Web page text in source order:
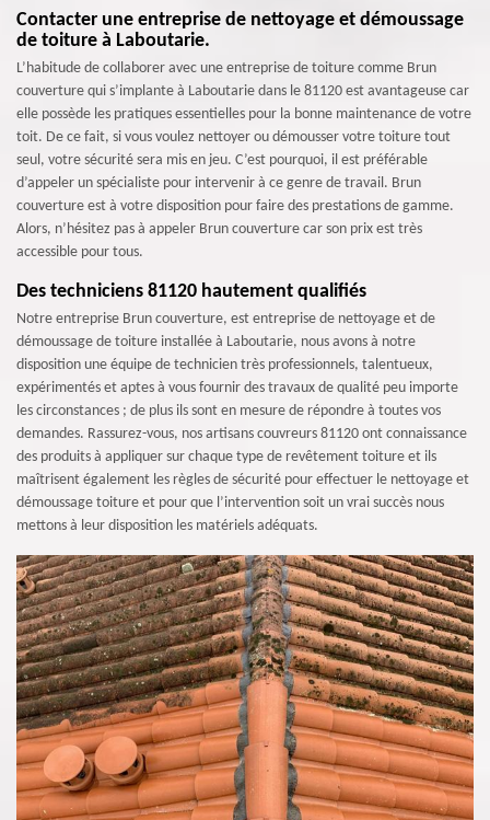
Contacter une entreprise de nettoyage et démoussage
de toiture à Laboutarie.
L’habitude de collaborer avec une entreprise de toiture comme Brun
couverture qui s’implante à Laboutarie dans le 81120 est avantageuse car
elle possède les pratiques essentielles pour la bonne maintenance de votre
toit. De ce fait, si vous voulez nettoyer ou démousser votre toiture tout
seul, votre sécurité sera mis en jeu. C’est pourquoi, il est préférable
d’appeler un spécialiste pour intervenir à ce genre de travail. Brun
couverture est à votre disposition pour faire des prestations de gamme.
Alors, n’hésitez pas à appeler Brun couverture car son prix est très
accessible pour tous.
Des techniciens 81120 hautement qualifiés
Notre entreprise Brun couverture, est entreprise de nettoyage et de
démoussage de toiture installée à Laboutarie, nous avons à notre
disposition une équipe de technicien très professionnels, talentueux,
expérimentés et aptes à vous fournir des travaux de qualité peu importe
les circonstances ; de plus ils sont en mesure de répondre à toutes vos
demandes. Rassurez-vous, nos artisans couvreurs 81120 ont connaissance
des produits à appliquer sur chaque type de revêtement toiture et ils
maîtrisent également les règles de sécurité pour effectuer le nettoyage et
démoussage toiture et pour que l’intervention soit un vrai succès nous
mettons à leur disposition les matériels adéquats.